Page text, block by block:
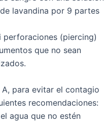
lavandina por 9 partes
perforaciones (piercing)
que no sean
para evitar el contagio
recomendaciones:
agua que no estén